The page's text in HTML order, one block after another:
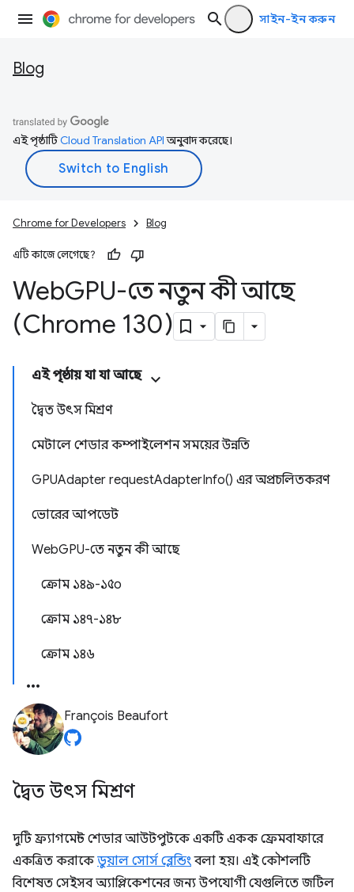
সাইন-ইন করুন
Blog
এই পৃষ্ঠাটিCloud Translation APIঅনুবাদ করেছে।
Chrome for Developers Blog
এটি কাজে লেগেছে?
WebGPU-তে নতুন কী আছে
(Chrome 130)
এই পৃষ্ঠায় যা যা আছে
দ্বৈত উৎস মিশ্রণ
মেটালে শেডার কম্পাইলেশন সময়ের উন্নতি
GPUAdapter requestAdapterInfo() এর অপ্রচলিতকরণ
ভোরের আপডেট
WebGPU-তে নতুন কী আছে
ক্রোম ১৪৯-১৫০
ক্রোম ১৪৭-১৪৮
ক্রোম ১৪৬
François Beaufort
দ্বৈত উৎস মিশ্রণ
দুটি ফ্র্যাগমেন্ট শেডার আউটপুটকে একটি একক ফ্রেমবাফারে
একত্রিত করাকেডুয়াল সোর্স ব্লেন্ডিংবলা হয়। এই কৌশলটি
বিশেষত সেইসব অ্যাপ্লিকেশনের জন্য উপযোগী যেগুলিতে জটিল